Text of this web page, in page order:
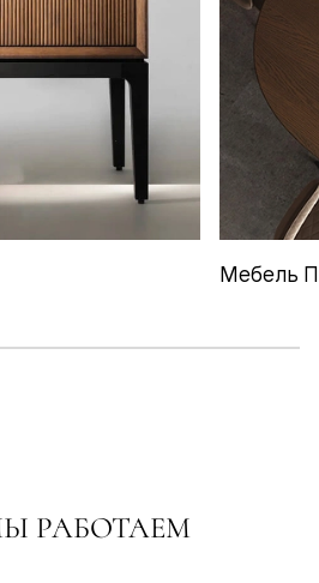
Мебель
РАБОТАЕМ